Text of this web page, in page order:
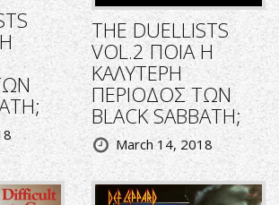
THE DUELLISTS
VOL.2 ΠΟΙΑ Η
ΚΑΛΥΤΕΡΗ
ΠΕΡΙΟΔΟΣ ΤΩΝ
BLACK SABBATH;
March 14, 2018